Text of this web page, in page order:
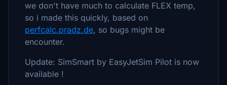
we don't have much to calculate FLEX temp,
so i made this quickly, based on
perfcalc.pradz.de, so bugs might be
encounter.
Update: SimSmart by EasyJetSim Pilot is now
available !